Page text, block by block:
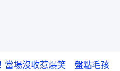
當場沒收惹爆笑 盤點毛孩